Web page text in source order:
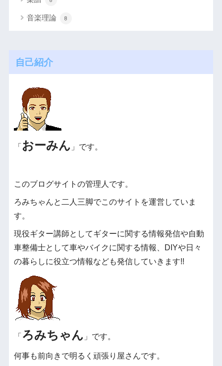
音楽理論 8
自己紹介
「 おーみん 」です。
このブログサイトの管理人です。
ろみちゃんと二人三脚でこのサイトを運営していま
す。
現役ギター講師としてギターに関する情報発信や自動
車整備士として車やバイクに関する情報、DIYや日々
の暮らしに役立つ情報なども発信していきます!!
「 ろみちゃん 」です。
何事も前向きで明るく頑張り屋さんです。